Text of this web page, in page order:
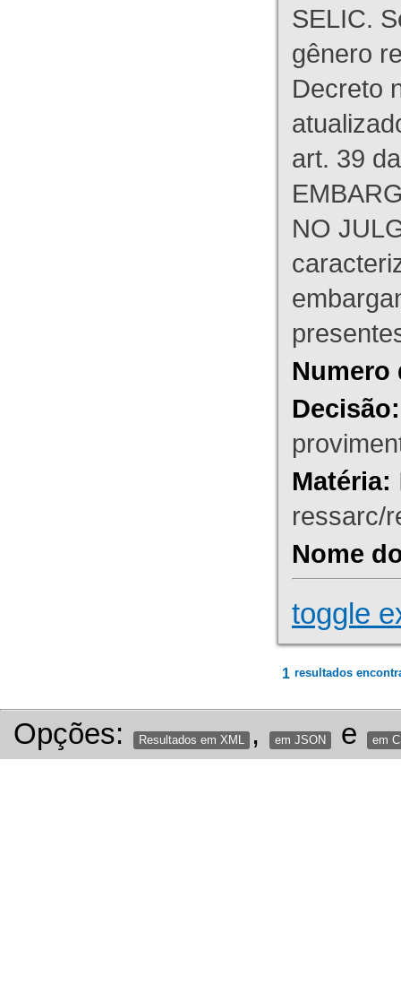
SELIC.
gênero
Decreto
art. 39
NO
Numero
Decisão:
Matéria:
ressarc/
Nome
toggle
1 resultados
Opções: Resultados em XML , em JSON e em